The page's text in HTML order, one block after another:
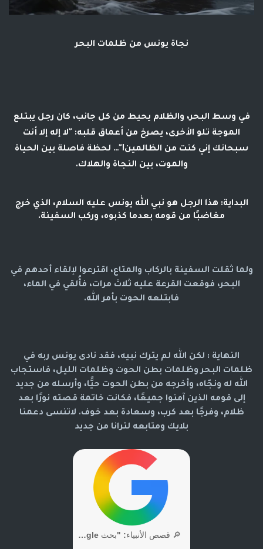
نجاة يونس من ظلمات البحر
في وسط البحر، والظلام يحيط من كل جانب، كان رجل يبتلع
الموجة تلو الأخرى، يصرخ من أعماق قلبه: "لا إله إلا أنت
سبحانك إني كنت من الظالمين!"… لحظة فاصلة بين الحياة
والموت، بين النجاة والهلاك.
البداية: هذا الرجل هو نبي الله يونس عليه السلام، الذي خرج
مغاضبًا من قومه بعدما كذبوه، وركب السفينة.
ولما ثقلت السفينة بالركاب والمتاع، اقترعوا لإلقاء أحدهم في
البحر، فوقعت القرعة عليه ثلاث مرات، فأُلقي في الماء،
فابتلعه الحوت بأمر الله.
النهاية : لكن الله لم يترك نبيه، فقد نادى يونس ربه في
ظلمات البحر وظلمات بطن الحوت وظلمات الليل، فاستجاب
الله له ونجّاه، وأخرجه من بطن الحوت حيًّا، وأرسله من جديد
إلى قومه الذين آمنوا جميعًا، فكانت خاتمة قصته نورًا بعد
ظلام، وفرجًا بعد كرب، وسعادة بعد خوف. لاتنسى دعمنا
بلايك ومتابعه لترانا من جديد